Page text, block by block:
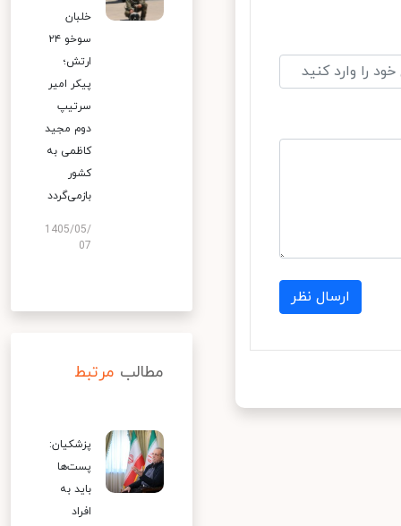
ارسال نظر
خلبان
سوخو ۲۴
ارتش؛
پیکر امیر
سرتیپ
دوم مجید
کاظمی به
کشور
بازمی‌گردد
1405/05/
07
مطالب مرتبط
پزشکیان:
پست‌ها
باید به
افراد